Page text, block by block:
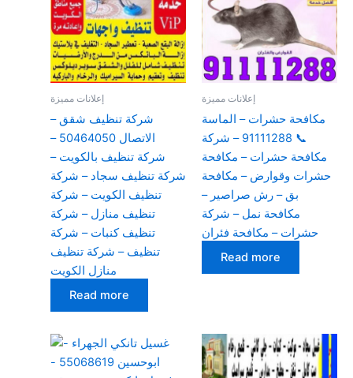
إعلانات مميزة
شركة تنظيف شقق –
الاتصال 50464050 –
شركة تنظيف بالكويت –
شركة تنظيف سجاد – شركة
تنظيف الكويت – شركة
تنظيف منازل – شركة
تنظيف كنبات – شركة
تنظيف – شركة تنظيف
منازل الكويت
Read more
إعلانات مميزة
مكافحة حشرات – الماسة
📞 91111288 – شركة
مكافحة حشرات – مكافحة
حشرات وقوارض – مكافحة
بق – رش صراصير –
مكافحة نمل – شركة
حشرات – مكافحة فئران
Read more